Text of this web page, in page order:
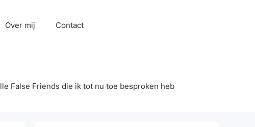
Over mij Contact
False Friends die ik tot nu toe besproken heb